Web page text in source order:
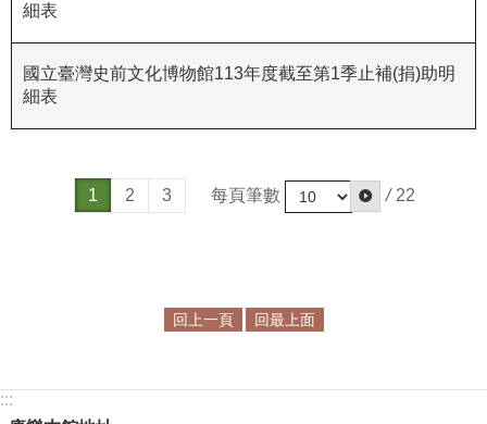
資
訊
安
全
宣
政
細表
國立臺灣史前文化博物館113年度截至第1季止補(捐)助明
細表
1 2 3 每頁筆數 / 22
回上一頁 回最上面
:::